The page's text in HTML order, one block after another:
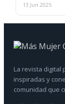
13 Jun 2025
La revista
inspiradas y
comunidad que